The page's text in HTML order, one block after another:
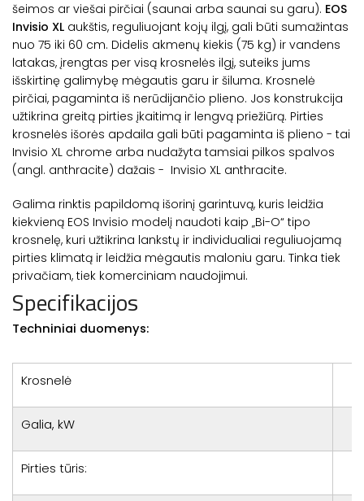
šeimos ar viešai pirčiai (saunai arba saunai su garu). EOS
Invisio XL aukštis, reguliuojant kojų ilgį, gali būti sumažintas
nuo 75 iki 60 cm. Didelis akmenų kiekis (75 kg) ir vandens
latakas, įrengtas per visą krosnelės ilgį, suteiks jums
išskirtinę galimybę mėgautis garu ir šiluma. Krosnelė
pirčiai, pagaminta iš nerūdijančio plieno. Jos konstrukcija
užtikrina greitą pirties įkaitimą ir lengvą priežiūrą. Pirties
krosnelės išorės apdaila gali būti pagaminta iš plieno - tai
Invisio XL chrome arba nudažyta tamsiai pilkos spalvos
(angl. anthracite) dažais - Invisio XL anthracite.
Galima rinktis papildomą išorinį garintuvą, kuris leidžia
kiekvieną EOS Invisio modelį naudoti kaip „Bi-O“ tipo
krosnelę, kuri užtikrina lankstų ir individualiai reguliuojamą
pirties klimatą ir leidžia mėgautis maloniu garu. Tinka tiek
privačiam, tiek komerciniam naudojimui.
Specifikacijos
Techniniai duomenys:
Krosnelė
Galia, kW
Pirties tūris: